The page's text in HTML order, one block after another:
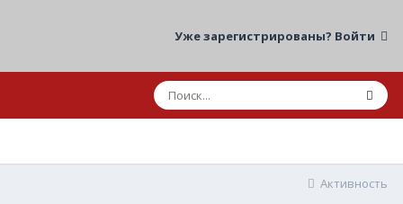
Уже зарегистрированы? Войти
Активность